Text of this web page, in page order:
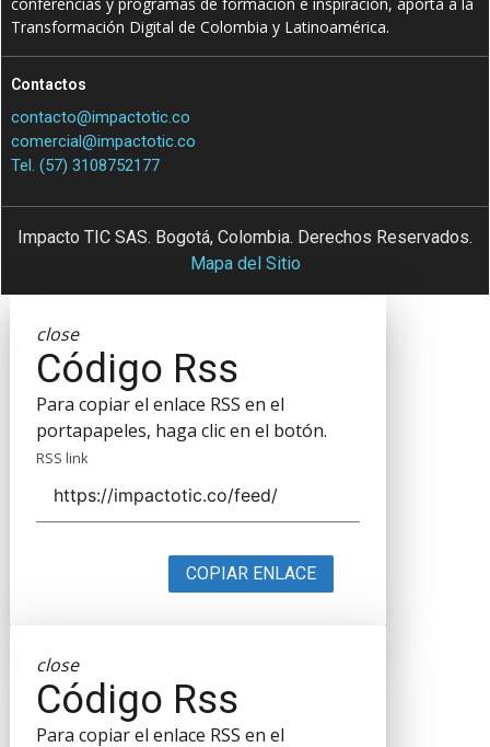
Transformación Digital de Colombia y Latinoamérica.
Contactos
contacto@impactotic.co
comercial@impactotic.co
Tel. (57) 3108752177
Impacto TIC SAS. Bogotá, Colombia. Derechos Reservados.
Mapa del Sitio
close
Código Rss
Para copiar el enlace RSS en el
portapapeles, haga clic en el botón.
RSS link
COPIAR ENLACE
close
Código Rss
Para copiar el enlace RSS en el